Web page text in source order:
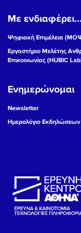
Με ενδιαφέρει...
Ψηφιακή Επιμέλεια
Εργαστήριο Μελέτης
Επικοινωνίας (HUBIC
Ενημερώνομαι
Newsletter
Ημερολόγιο Εκδηλώσεων